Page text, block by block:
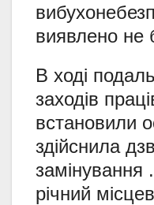
виявлено не
В ході
заходів
встановили
здійснила
річний